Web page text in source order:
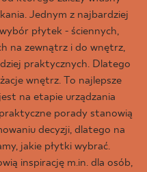
Jednym z najbardziej
płytek - ściennych,
na zewnątrz i do wnętrz,
praktycznych. Dlatego
wnętrz. To najlepsze
na etapie urządzania
porady stanowią
decyzji, dlatego na
jakie płytki wybrać.
inspirację m.in. dla osób,